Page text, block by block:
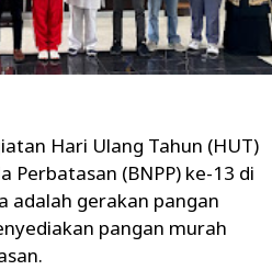
Hari Ulang Tahun (HUT)
Perbatasan (BNPP) ke-13 di
adalah gerakan pangan
pangan murah